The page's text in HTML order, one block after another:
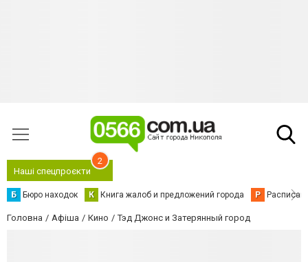
Наші спецпроєкти
2
Б Бюро находок К Книга жалоб и предложений города Р
Головна Афіша Кино Тэд Джонс и Затерянный город